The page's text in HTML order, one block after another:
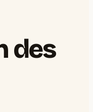
des